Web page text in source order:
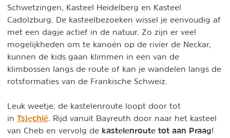
Schwetzingen, Kasteel Heidelberg en Kasteel
Cadolzburg. De kasteelbezoeken wissel je eenvoudig af
met een dagje actief in de natuur. Zo zijn er veel
mogelijkheden om te kanoën op de rivier de Neckar,
kunnen de kids gaan klimmen in een van de
klimbossen langs de route of kan je wandelen langs de
rotsformaties van de Frankische Schweiz.
Leuk weetje: de kastelenroute loopt door tot
in Tsjechië. Rijd vanuit Bayreuth door naar het kasteel
van Cheb en vervolg de kastelenroute tot aan Praag!